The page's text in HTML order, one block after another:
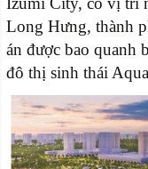
Long Hưng, thành
án được bao quanh
đô thị sinh thái